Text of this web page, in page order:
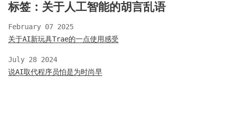
标签：关于人工智能的胡言乱语
February 07 2025
关于AI新玩具Trae的一点使用感受
July 28 2024
说AI取代程序员怕是为时尚早